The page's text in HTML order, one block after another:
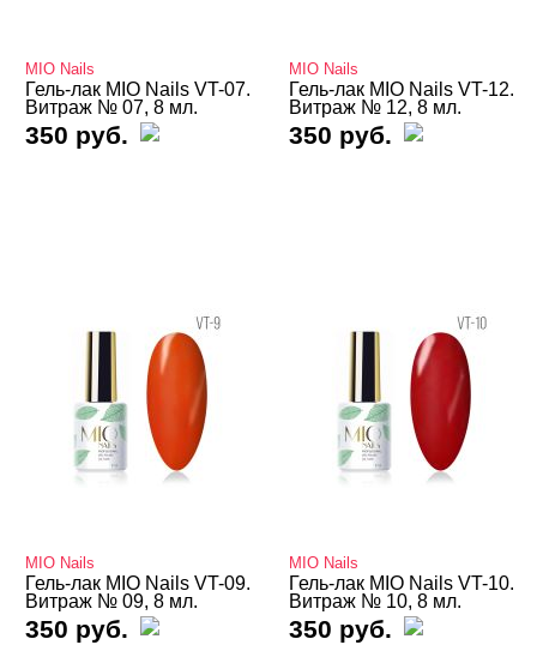
Классические
Коллекция Аврора-2.0
Коллекция Деликатность
Коллекция Звездный путь
Коллекция Золотой нюдовый
Коллекция Красный
Коллекция Неон
Коллекция Нюдовый
MIO Nails
Гель-лак MIO Nails VT-07.
Витраж № 07, 8 мл.
350 руб.
MIO Nails
Гель-лак MIO Nails VT-12.
Витраж № 12, 8 мл.
350 руб.
MIO Nails
Гель-лак MIO Nails VT-09.
Витраж № 09, 8 мл.
350 руб.
MIO Nails
Гель-лак MIO Nails VT-10.
Витраж № 10, 8 мл.
350 руб.